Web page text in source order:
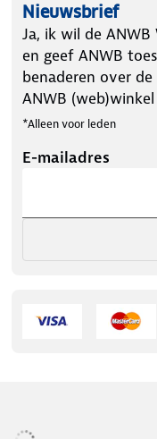
Nieuwsbrief
Ja, ik wil de
en geef ANWB
benaderen over
ANWB
*Alleen voor leden
E-mailadres